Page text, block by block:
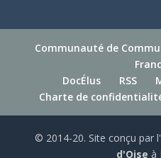
Communauté de
DocÉlus
RSS
Charte de
© 2014-20. Site conçu par l'
d'Oise à